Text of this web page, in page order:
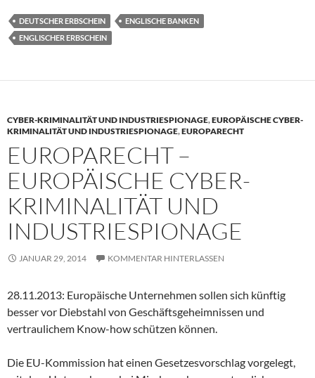
DEUTSCHER ERBSCHEIN
ENGLISCHE BANKEN
ENGLISCHER ERBSCHEIN
CYBER-KRIMINALITÄT UND INDUSTRIESPIONAGE,EUROPÄISCHE CYBER-
KRIMINALITÄT UND INDUSTRIESPIONAGE,EUROPARECHT
EUROPARECHT –
EUROPÄISCHE CYBER-
KRIMINALITÄT UND
INDUSTRIESPIONAGE
JANUAR 29, 2014 KOMMENTAR HINTERLASSEN
28.11.2013: Europäische Unternehmen sollen sich künftig
besser vor Diebstahl von Geschäftsgeheimnissen und
vertraulichem Know-how schützen können.
Die EU-Kommission hat einen Gesetzesvorschlag vorgelegt,